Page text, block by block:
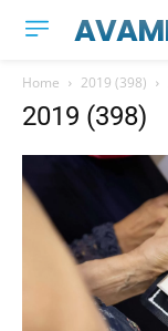
Home 2019 (398)
2019 (398)